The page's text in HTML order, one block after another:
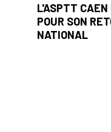
L'ASPTT
POUR SON
NATIONAL